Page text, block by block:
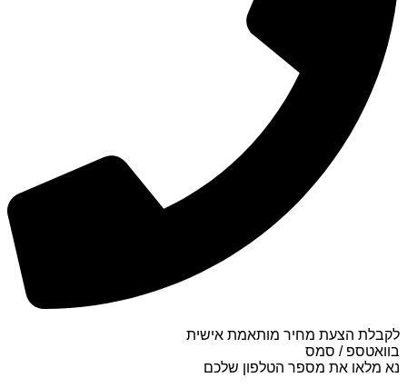
לקבלת הצעת מחיר מותאמת אישית
בוואטספ / סמס
נא מלאו את מספר הטלפון שלכם